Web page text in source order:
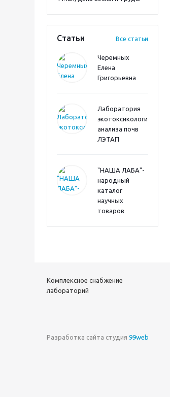
Статьи Все статьи
Черемных
Елена
Григорьевна
Лаборатория
экотоксикологического
анализа почв
ЛЭТАП
"НАША ЛАБА"-
народный
каталог
научных
товаров
Комплексное снабжение
лабораторий
Разработка сайта студия 99web